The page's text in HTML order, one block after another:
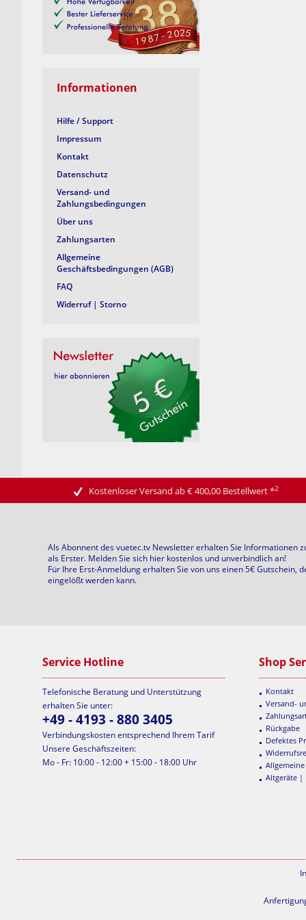
Informationen
Hilfe / Support
Impressum
Kontakt
Datenschutz
Versand- und
Zahlungsbedingungen
Über uns
Zahlungsarten
Allgemeine
Geschäftsbedingungen (AGB)
FAQ
Widerruf | Storno
Kostenloser Versand ab € 400,00 Bestellwert*2
Als Abonnent des vuetec.tv Newsletter erhalten Sie Informationen
als Erster. Melden Sie sich hier kostenlos und unverbindlich an!
Für Ihre Erst-Anmeldung erhalten Sie von uns einen 5€ Gutschein,
eingelößt werden kann.
Service Hotline
Telefonische Beratung und Unterstützung
erhalten Sie unter:
+49 - 4193 - 880 3405
Verbindungskosten entsprechend Ihrem Tarif
Unsere Geschäftszeiten:
Mo - Fr: 10:00 - 12:00 + 15:00 - 18:00 Uhr
Shop
Kontakt
Versand-
Rückgabe
Defektes
Altgeräte |